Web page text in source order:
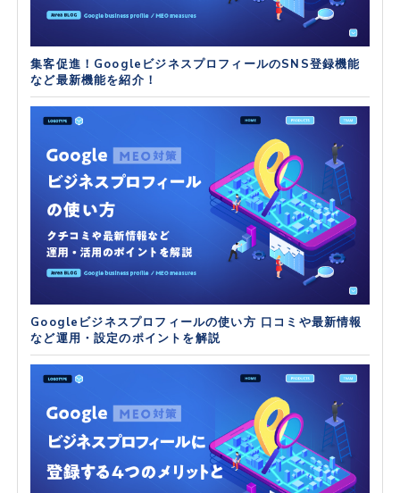
集客促進！GoogleビジネスプロフィールのSNS登録機能
など最新機能を紹介！
Googleビジネスプロフィールの使い方 口コミや最新情報
など運用・設定のポイントを解説